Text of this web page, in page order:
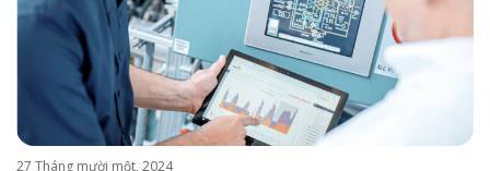
27 Tháng mười một, 2024